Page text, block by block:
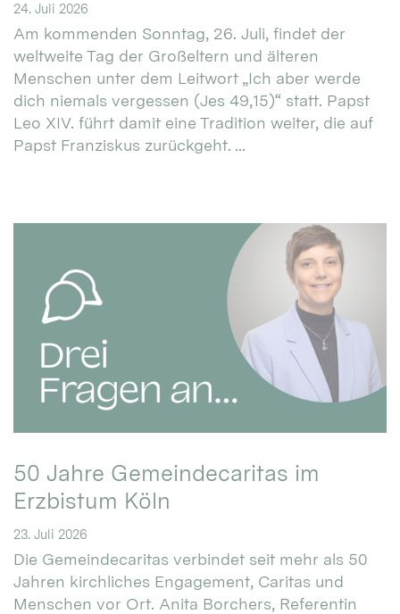
24. Juli 2026
Am kommenden Sonntag, 26. Juli, findet der
weltweite Tag der Großeltern und älteren
Menschen unter dem Leitwort „Ich aber werde
dich niemals vergessen (Jes 49,15)“ statt. Papst
Leo XIV. führt damit eine Tradition weiter, die auf
Papst Franziskus zurückgeht. ...
50 Jahre Gemeindecaritas im
Erzbistum Köln
23. Juli 2026
Die Gemeindecaritas verbindet seit mehr als 50
Jahren kirchliches Engagement, Caritas und
Menschen vor Ort. Anita Borchers, Referentin